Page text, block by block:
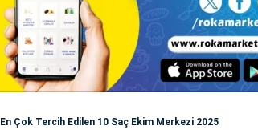
En Çok Tercih Edilen 10 Saç Ekim Merkezi 2025